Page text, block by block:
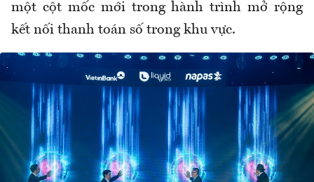
một cột mốc mới trong hành trình mở rộng
kết nối thanh toán số trong khu vực.